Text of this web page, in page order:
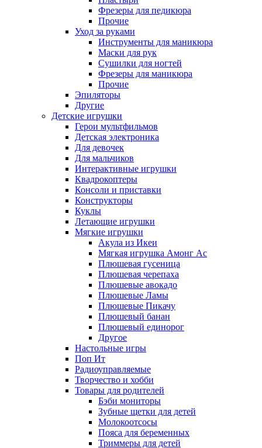
Фрезеры для педикюра
Прочие
Уход за руками
Инструменты для маникюра
Маски для рук
Сушилки для ногтей
Фрезеры для маникюра
Прочие
Эпиляторы
Другие
Детские игрушки
Герои мультфильмов
Детская электроника
Для девочек
Для мальчиков
Интерактивные игрушки
Квадрокоптеры
Консоли и приставки
Конструкторы
Куклы
Летающие игрушки
Мягкие игрушки
Акула из Икеи
Мягкая игрушка Амонг Ас
Плюшевая гусеница
Плюшевая черепаха
Плюшевые авокадо
Плюшевые Ламы
Плюшевые Пикачу
Плюшевый банан
Плюшевый единорог
Другое
Настольные игры
Поп Ит
Радиоуправляемые
Творчество и хобби
Товары для родителей
Бэби мониторы
Зубные щетки для детей
Молокоотсосы
Пояса для беременных
Триммеры для детей